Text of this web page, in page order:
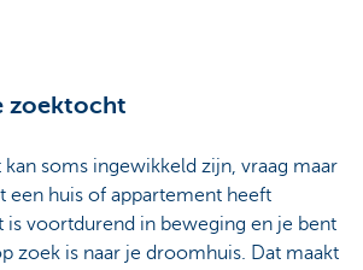
zoektocht
soms ingewikkeld zijn, vraag maar
een huis of appartement heeft
is voortdurend in beweging en je bent
zoek is naar je droomhuis. Dat maakt